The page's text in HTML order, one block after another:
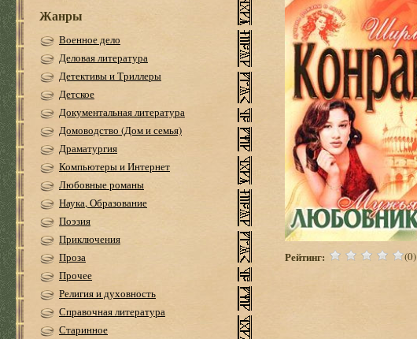
Жанры
Военное дело
Деловая литература
Детективы и Триллеры
Детское
Документальная литература
Домоводство (Дом и семья)
Драматургия
Компьютеры и Интернет
Любовные романы
Наука, Образование
Поэзия
Приключения
Проза
Прочее
Религия и духовность
Справочная литература
Старинное
Рейтинг: (0)